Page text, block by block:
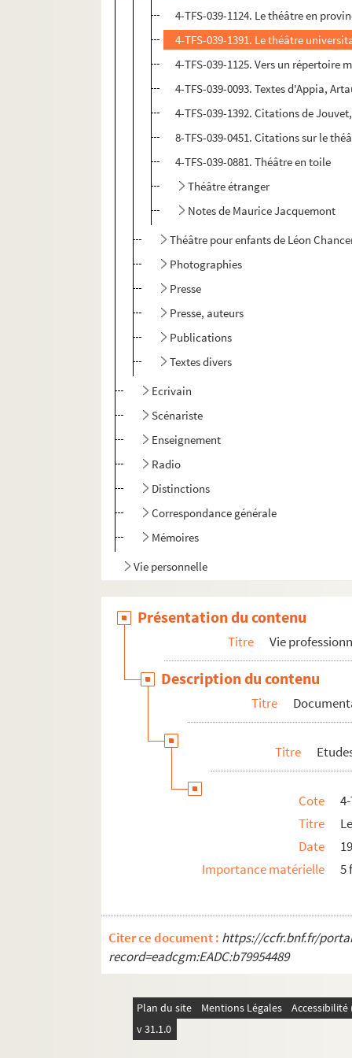
4-TFS-039-1124. Le théâtre en
4-TFS-039-1391. Le théâtre
4-TFS-039-1125. Vers un répertoire
4-TFS-039-0093. Textes d'Appia,
4-TFS-039-1392. Citations de
8-TFS-039-0451. Citations sur le
4-TFS-039-0881. Théâtre en toile
Théâtre étranger
Notes de Maurice Jacquemont
Théâtre pour enfants de Léon
Photographies
Presse
Presse, auteurs
Publications
Textes divers
Ecrivain
Scénariste
Enseignement
Radio
Distinctions
Correspondance générale
Mémoires
Vie personnelle
Présentation du contenu
Titre Vie
Description du contenu
Titre
Titre
Cote
Titre
Date
Importance matérielle
5
Citer ce document : https://ccfr.bnf.fr/
record=eadcgm:EADC:b79954489
Plan du site Mentions Légales
v 31.1.0